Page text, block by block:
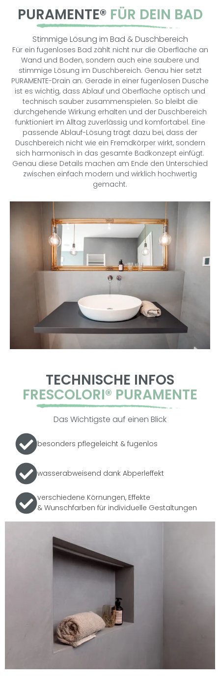
PURAMENTE® FÜR DEIN BAD
Stimmige Lösung im Bad & Duschbereich
Für ein fugenloses Bad zählt nicht nur die Oberfläche an
Wand und Boden, sondern auch eine saubere und
stimmige Lösung im Duschbereich. Genau hier setzt
PURAMENTE-Drain an. Gerade in einer fugenlosen Dusche
ist es wichtig, dass Ablauf und Oberfläche optisch und
technisch sauber zusammenspielen. So bleibt die
durchgehende Wirkung erhalten und der Duschbereich
funktioniert im Alltag zuverlässig und komfortabel. Eine
passende Ablauf-Lösung trägt dazu bei, dass der
Duschbereich nicht wie ein Fremdkörper wirkt, sondern
sich harmonisch in das gesamte Badkonzept einfügt.
Genau diese Details machen am Ende den Unterschied
zwischen einfach modern und wirklich hochwertig
gemacht.
TECHNISCHE INFOS
FRESCOLORI® PURAMENTE
Das Wichtigste auf einen Blick
besonders pflegeleicht & fugenlos
wasserabweisend dank Abperleffekt
verschiedene Körnungen, Effekte
& Wunschfarben für individuelle Gestaltungen